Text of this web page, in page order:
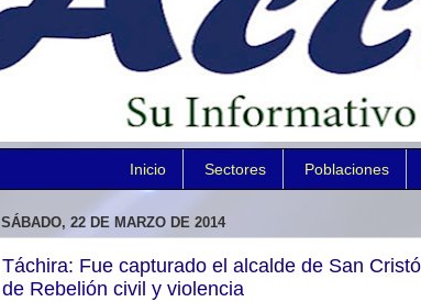
Inicio Sectores Poblaciones
SÁBADO, 22 DE MARZO DE 2014
Táchira: Fue capturado el alcalde de San
de Rebelión civil y violencia